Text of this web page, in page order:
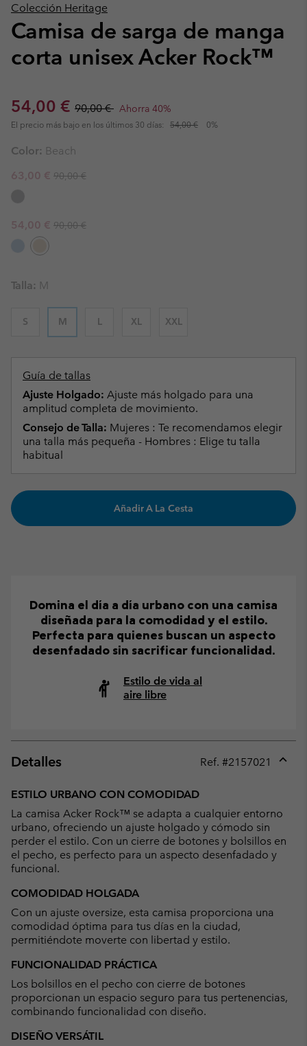
Colección Heritage
Camisa de sarga de manga
corta unisex Acker Rock™
Sale price:
54,00 € Regular price:
90,00 € Ahorra 40%
El precio más bajo en los últimos 30 días: 54,00 € 0%
Color: Beach
Sale price:
63,00 € Regular price:
90,00 €
Sale price:
54,00 € Regular price:
90,00 €
Talla: M
S M L XL XXL
Guía de tallas
Ajuste Holgado: Ajuste más holgado para una
amplitud completa de movimiento.
Consejo de Talla: Mujeres : Te recomendamos elegir
una talla más pequeña - Hombres : Elige tu talla
habitual
Añadir A La Cesta
Domina el día a día urbano con una camisa
diseñada para la comodidad y el estilo.
Perfecta para quienes buscan un aspecto
desenfadado sin sacrificar funcionalidad.
Estilo de vida al
aire libre
Detalles Ref. #2157021
ESTILO URBANO CON COMODIDAD
La camisa Acker Rock™ se adapta a cualquier entorno
urbano, ofreciendo un ajuste holgado y cómodo sin
perder el estilo. Con un cierre de botones y bolsillos en
el pecho, es perfecto para un aspecto desenfadado y
funcional.
COMODIDAD HOLGADA
Con un ajuste oversize, esta camisa proporciona una
comodidad óptima para tus días en la ciudad,
permitiéndote moverte con libertad y estilo.
FUNCIONALIDAD PRÁCTICA
Los bolsillos en el pecho con cierre de botones
proporcionan un espacio seguro para tus pertenencias,
combinando funcionalidad con diseño.
DISEÑO VERSÁTIL